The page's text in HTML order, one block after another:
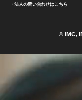
法人の問い合わせはこちら
© IMC,